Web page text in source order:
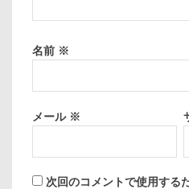
名前 ※
メール ※
次回のコメントで使用する